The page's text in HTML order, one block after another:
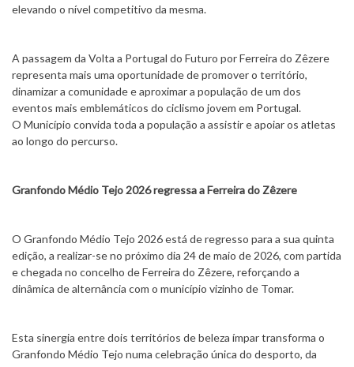
elevando o nível competitivo da mesma.
A passagem da Volta a Portugal do Futuro por Ferreira do Zêzere
representa mais uma oportunidade de promover o território,
dinamizar a comunidade e aproximar a população de um dos
eventos mais emblemáticos do ciclismo jovem em Portugal.
O Município convida toda a população a assistir e apoiar os atletas
ao longo do percurso.
Granfondo Médio Tejo 2026 regressa a Ferreira do Zêzere
O Granfondo Médio Tejo 2026 está de regresso para a sua quinta
edição, a realizar-se no próximo dia 24 de maio de 2026, com partida
e chegada no concelho de Ferreira do Zêzere, reforçando a
dinâmica de alternância com o município vizinho de Tomar.
Esta sinergia entre dois territórios de beleza ímpar transforma o
Granfondo Médio Tejo numa celebração única do desporto, da